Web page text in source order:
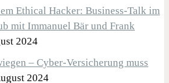
Ethical Hacker: Business-Talk im
mit Immanuel Bär und Frank
2024
– Cyber-Versicherung muss
2024